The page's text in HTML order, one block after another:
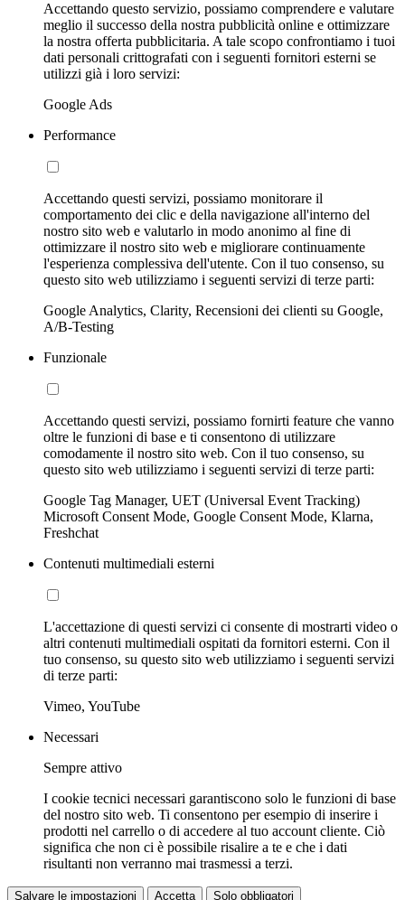
Accettando questo servizio, possiamo comprendere e valutare
meglio il successo della nostra pubblicità online e ottimizzare
la nostra offerta pubblicitaria. A tale scopo confrontiamo i tuoi
dati personali crittografati con i seguenti fornitori esterni se
utilizzi già i loro servizi:
Google Ads
Performance
Accettando questi servizi, possiamo monitorare il
comportamento dei clic e della navigazione all'interno del
nostro sito web e valutarlo in modo anonimo al fine di
ottimizzare il nostro sito web e migliorare continuamente
l'esperienza complessiva dell'utente. Con il tuo consenso, su
questo sito web utilizziamo i seguenti servizi di terze parti:
Google Analytics, Clarity, Recensioni dei clienti su Google,
A/B-Testing
Funzionale
Accettando questi servizi, possiamo fornirti feature che vanno
oltre le funzioni di base e ti consentono di utilizzare
comodamente il nostro sito web. Con il tuo consenso, su
questo sito web utilizziamo i seguenti servizi di terze parti:
Google Tag Manager, UET (Universal Event Tracking)
Microsoft Consent Mode, Google Consent Mode, Klarna,
Freshchat
Contenuti multimediali esterni
L'accettazione di questi servizi ci consente di mostrarti video o
altri contenuti multimediali ospitati da fornitori esterni. Con il
tuo consenso, su questo sito web utilizziamo i seguenti servizi
di terze parti:
Vimeo, YouTube
Necessari
Sempre attivo
I cookie tecnici necessari garantiscono solo le funzioni di base
del nostro sito web. Ti consentono per esempio di inserire i
prodotti nel carrello o di accedere al tuo account cliente. Ciò
significa che non ci è possibile risalire a te e che i dati
risultanti non verranno mai trasmessi a terzi.
Salvare le impostazioni Accetta Solo obbligatori